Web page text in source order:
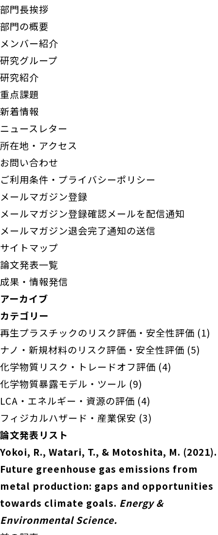
部門長挨拶
部門の概要
メンバー紹介
研究グループ
研究紹介
重点課題
新着情報
ニュースレター
所在地・アクセス
お問い合わせ
ご利用条件・プライバシーポリシー
メールマガジン登録
メールマガジン登録確認メールを配信通知
メールマガジン退会完了通知の送信
サイトマップ
論文発表一覧
成果・情報発信
アーカイブ
カテゴリー
再生プラスチックのリスク評価・安全性評価 (1)
ナノ・新規材料のリスク評価・安全性評価 (5)
化学物質リスク・トレードオフ評価 (4)
化学物質暴露モデル・ツール (9)
LCA・エネルギー・資源の評価 (4)
フィジカルハザード・産業保安 (3)
論文発表リスト
Yokoi, R., Watari, T., & Motoshita, M. (2021).
Future greenhouse gas emissions from
metal production: gaps and opportunities
towards climate goals. Energy &
Environmental Science.